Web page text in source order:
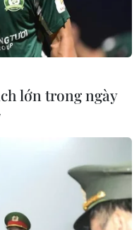
nước
lớn trong ngày